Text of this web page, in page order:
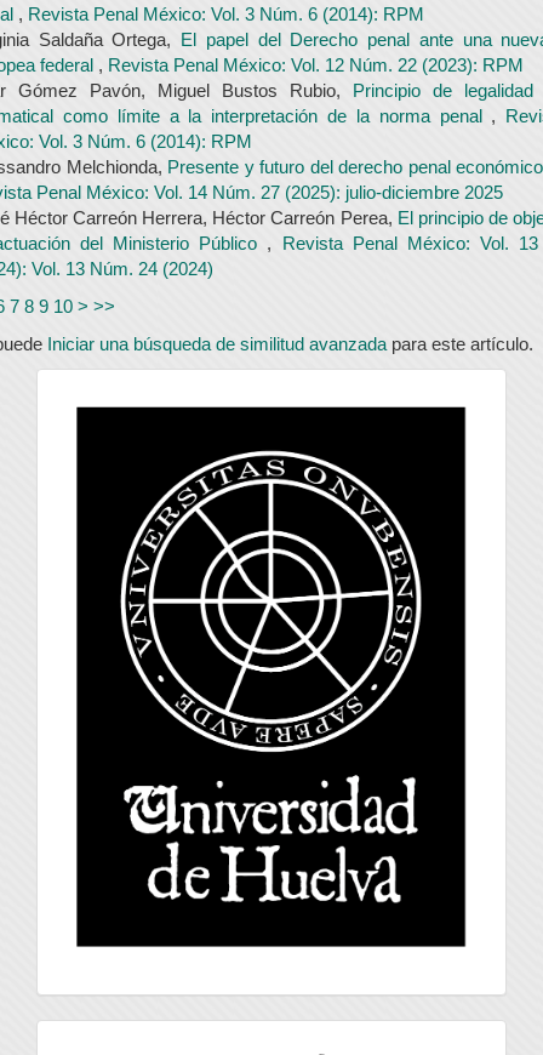
, Revista Penal México: Vol. 3 Núm. 6 (2014): RPM
Saldaña Ortega, El papel del Derecho penal ante una
federal , Revista Penal México: Vol. 12 Núm. 22 (2023): RPM
Gómez Pavón, Miguel Bustos Rubio, Principio de
como límite a la interpretación de la norma penal ,
Vol. 3 Núm. 6 (2014): RPM
Melchionda, Presente y futuro del derecho penal
Penal México: Vol. 14 Núm. 27 (2025): julio-diciembre 2025
Héctor Carreón Herrera, Héctor Carreón Perea, El principio de
del Ministerio Público , Revista Penal México: Vol.
Vol. 13 Núm. 24 (2024)
7 8 9 10 > >>
Iniciar una búsqueda de similitud avanzada para este artículo.
universidad